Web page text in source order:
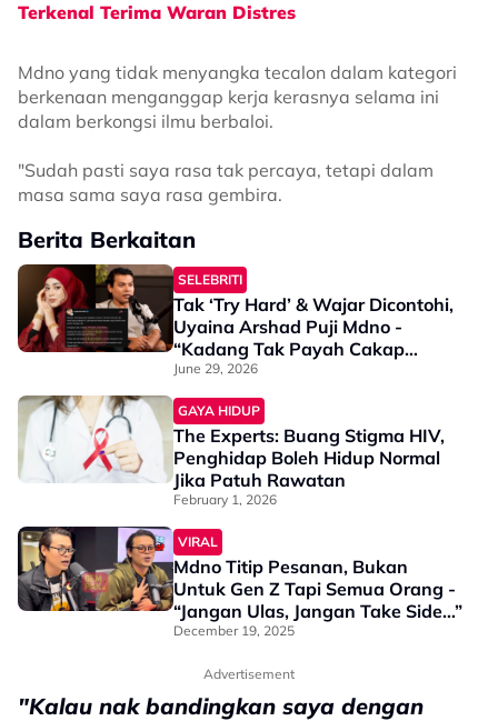
Terkenal Terima Waran Distres
Mdno yang tidak menyangka tecalon dalam kategori
berkenaan menganggap kerja kerasnya selama ini
dalam berkongsi ilmu berbaloi.
"Sudah pasti saya rasa tak percaya, tetapi dalam
masa sama saya rasa gembira.
Berita Berkaitan
SELEBRITI
Tak ‘Try Hard’ & Wajar Dicontohi,
Uyaina Arshad Puji Mdno -
“Kadang Tak Payah Cakap
Benda ‘Intellectual’ Untuk
Tunjukkan Seseorang Tu Berilmu”
June 29, 2026
GAYA HIDUP
The Experts: Buang Stigma HIV,
Penghidap Boleh Hidup Normal
Jika Patuh Rawatan
February 1, 2026
VIRAL
Mdno Titip Pesanan, Bukan
Untuk Gen Z Tapi Semua Orang -
“Jangan Ulas, Jangan Take Side…”
December 19, 2025
Advertisement
"Kalau nak bandingkan saya dengan